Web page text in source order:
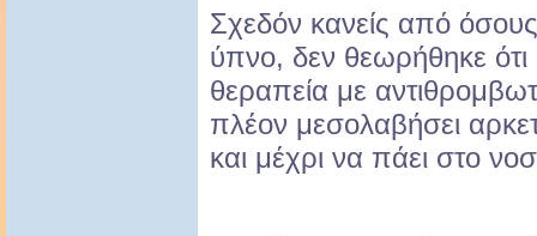
Σχεδόν κανείς από όσους
ύπνο, δεν θεωρήθηκε
θεραπεία με
πλέον μεσολαβήσει
και μέχρι να πάει στο